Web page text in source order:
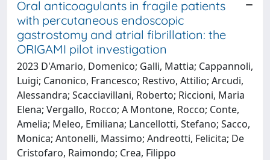
Oral anticoagulants in fragile patients
with percutaneous endoscopic
gastrostomy and atrial fibrillation: the
ORIGAMI pilot investigation
2023 D'Amario, Domenico; Galli, Mattia; Cappannoli,
Luigi; Canonico, Francesco; Restivo, Attilio; Arcudi,
Alessandra; Scacciavillani, Roberto; Riccioni, Maria
Elena; Vergallo, Rocco; A Montone, Rocco; Conte,
Amelia; Meleo, Emiliana; Lancellotti, Stefano; Sacco,
Monica; Antonelli, Massimo; Andreotti, Felicita; De
Cristofaro, Raimondo; Crea, Filippo